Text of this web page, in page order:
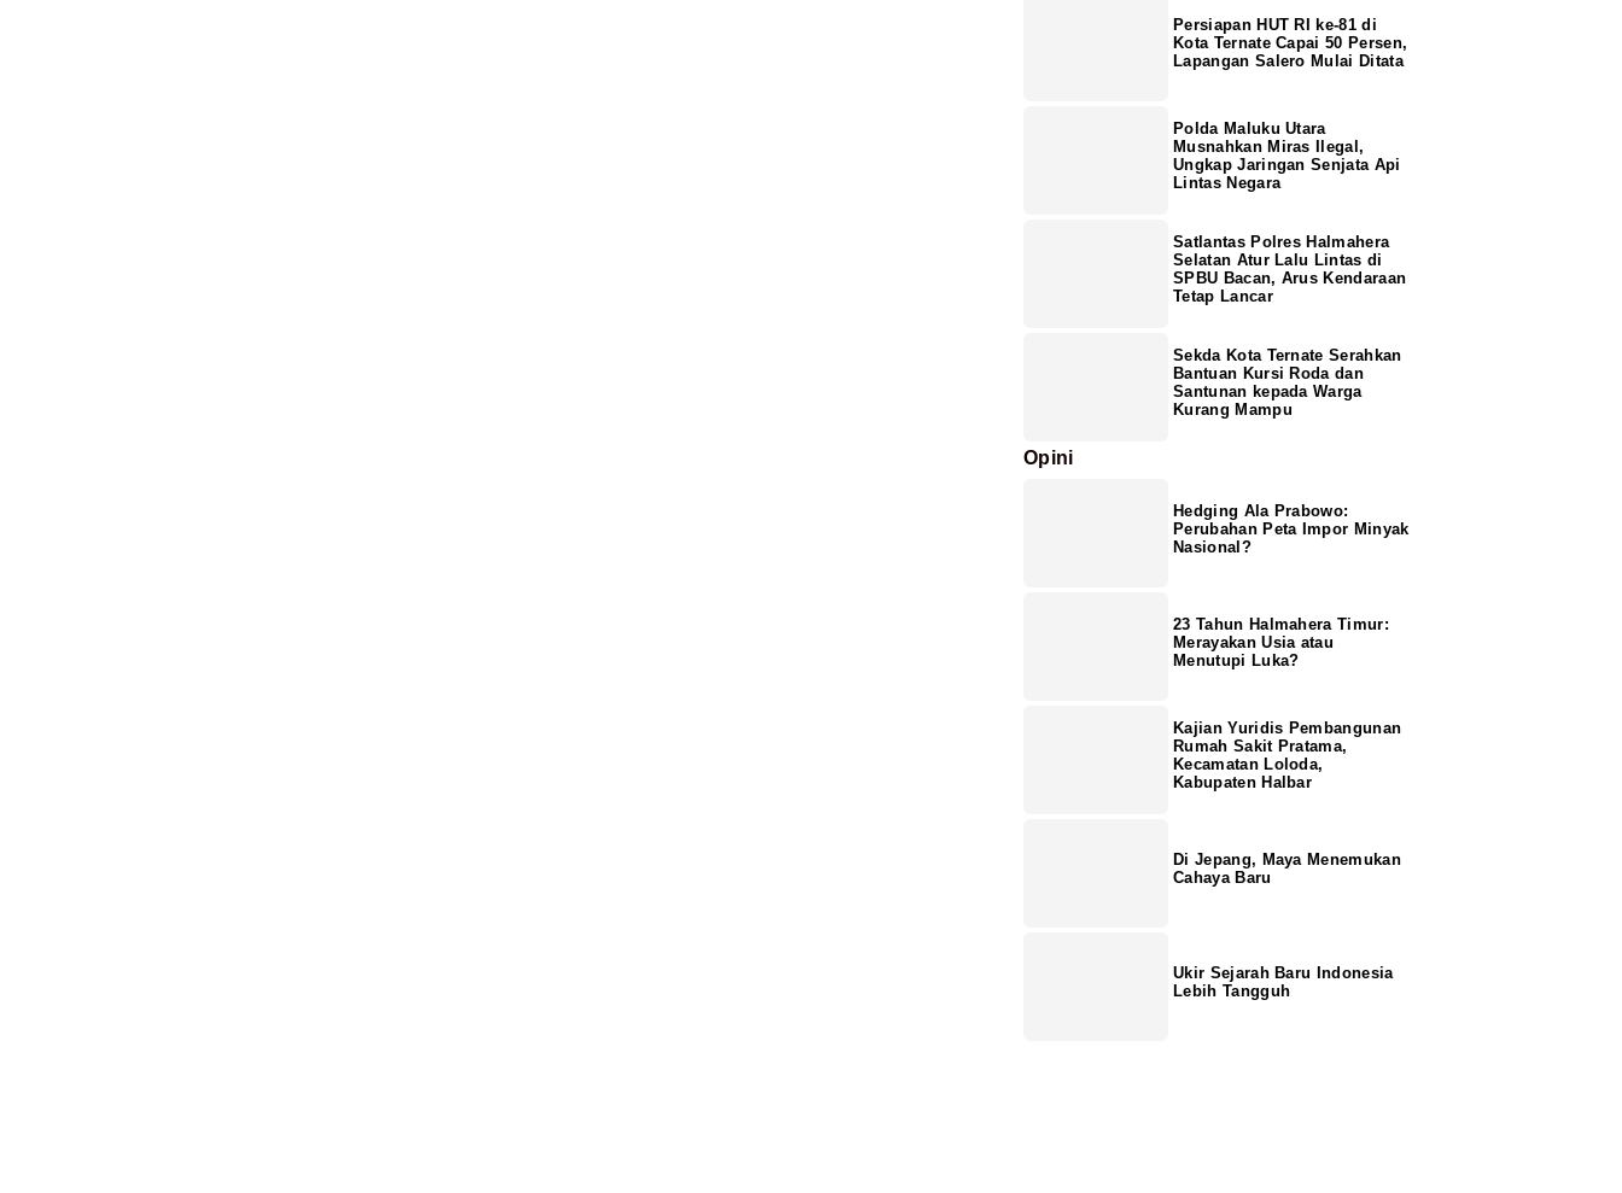
Persiapan HUT RI ke-81 di
Kota Ternate Capai 50 Persen,
Lapangan Salero Mulai Ditata
Polda Maluku Utara
Musnahkan Miras Ilegal,
Ungkap Jaringan Senjata Api
Lintas Negara
Satlantas Polres Halmahera
Selatan Atur Lalu Lintas di
SPBU Bacan, Arus Kendaraan
Tetap Lancar
Sekda Kota Ternate Serahkan
Bantuan Kursi Roda dan
Santunan kepada Warga
Kurang Mampu
Opini
Hedging Ala Prabowo:
Perubahan Peta Impor Minyak
Nasional?
23 Tahun Halmahera Timur:
Merayakan Usia atau
Menutupi Luka?
Kajian Yuridis Pembangunan
Rumah Sakit Pratama,
Kecamatan Loloda,
Kabupaten Halbar
Di Jepang, Maya Menemukan
Cahaya Baru
Ukir Sejarah Baru Indonesia
Lebih Tangguh